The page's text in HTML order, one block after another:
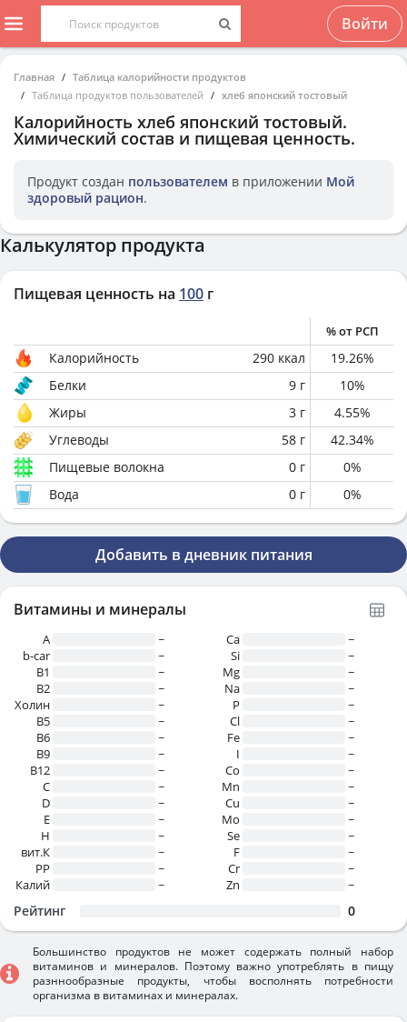
Войти
Главная
Таблица калорийности продуктов
Таблица продуктов пользователей
хлеб японский тостовый
Калорийность хлеб японский тостовый.
Химический состав и пищевая ценность.
Продукт создан пользователем в приложении Мой
здоровый рацион.
Калькулятор продукта
Пищевая ценность на 100 г
% от РСП
Калорийность 290 ккал 19.26%
Белки
9 г 10%
Жиры
3 г 4.55%
Углеводы
58 г 42.34%
Пищевые волокна
0 г 0%
Вода
0 г 0%
Добавить в дневник питания
Витамины и минералы
A
~
b-car
~
В1
~
B2
~
Холин
~
B5
~
B6
~
B9
~
B12
~
C
~
D
~
E
~
H
~
вит.К
~
PP
~
Калий
~
Ca
~
Si
~
Mg
~
Na
~
P
~
Cl
~
Fe
~
I
~
Co
~
Mn
~
Cu
~
Mo
~
Se
~
F
~
Cr
~
Zn
~
Рейтинг 0
Большинство продуктов не может содержать полный набор
витаминов и минералов. Поэтому важно употреблять в пищу
разннообразные продукты, чтобы восполнять потребности
организма в витаминах и минералах.